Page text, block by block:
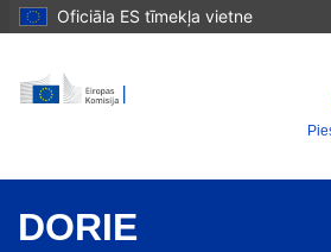
Oficiāla ES tīmekļa vietne
DORIE